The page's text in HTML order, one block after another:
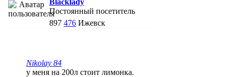
Постоянный посетитель
897 476 Ижевск
Nikolay 84
у меня на 200л стоит лимонка.